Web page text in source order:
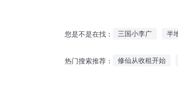
您是不是在找： 三国小李广 半
热门搜索推荐： 修仙从收租开始